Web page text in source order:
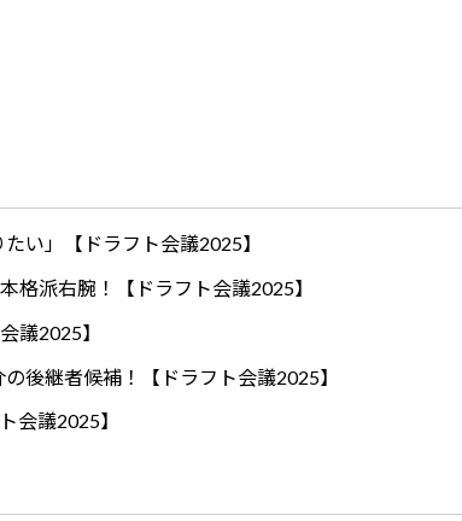
い」【ドラフト会議2025】
格派右腕！【ドラフト会議2025】
議2025】
後継者候補！【ドラフト会議2025】
会議2025】